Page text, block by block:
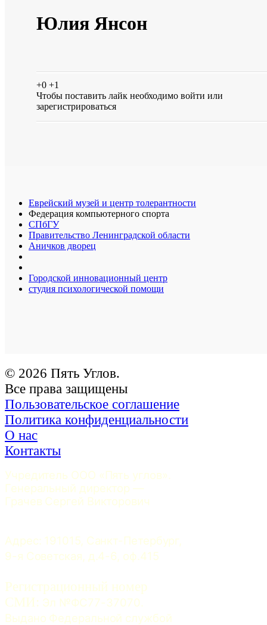
Юлия Янсон
+0 +1
Чтобы поставить лайк необходимо войти или
зарегистрироваться
Еврейский музей и центр толерантности
Федерация компьютерного спорта
СПбГУ
Правительство Ленинградской области
Аничков дворец
Городской инновационный центр
студия психологической помощи
© 2026 Пять Углов.
Все права защищены
Пользовательское соглашение
Политика конфиденциальности
О нас
Контакты
Учредитель ООО «Пять углов».
Генеральный директор —
Грачев Сергей Викторович
Адрес: 191015, Санкт-Петербург,
9-я Советская, д.4-6, оф.415
Регистрационный номер
СМИ: Эл №ФС77-37070.
Выдано Федеральной службой